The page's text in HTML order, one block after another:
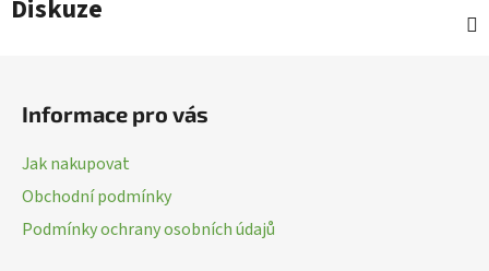
Diskuze
Informace pro vás
Jak nakupovat
Obchodní podmínky
Podmínky ochrany osobních údajů